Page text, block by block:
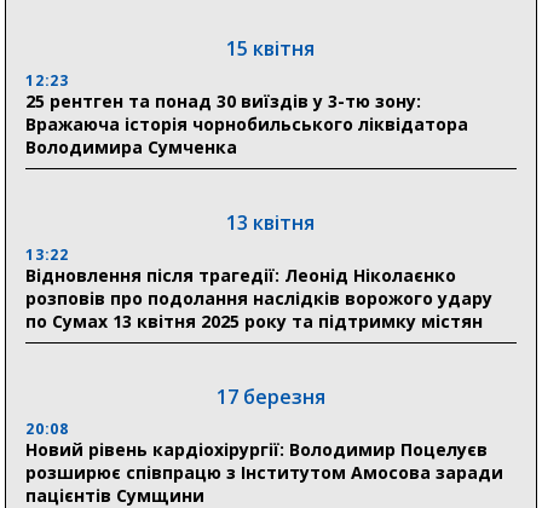
30 липня
19:38
Сумська клінічна лікарня Святого Пантелеймона
Олексій Романько долучився до обговорення Плану
стійкості Сумщини з Прем’єр-міністром
18:11
Місто посилює міжнародну співпрацю: Суми
15 квітня
12:23
25 рентген та понад 30 виїздів у 3-тю зону:
Вражаюча історія чорнобильського ліквідатора
Володимира Сумченка
13 квітня
13:22
Відновлення після трагедії: Леонід Ніколаєнко
розповів про подолання наслідків ворожого удару
по Сумах 13 квітня 2025 року та підтримку містян
17 березня
20:08
Новий рівень кардіохірургії: Володимир Поцелуєв
розширює співпрацю з Інститутом Амосова заради
пацієнтів Сумщини